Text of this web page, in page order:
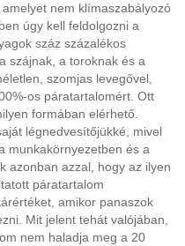
nem klímaszabályozó
úgy kell feldolgozni a
száz százalékos
szájnak, a toroknak és a
szomjas levegővel,
os páratartalomért. Ott
formában elérhető.
légnedvesítőjükké, mivel
munkakörnyezetben és a
azonban azzal, hogy az ilyen
páratartalom
amikor panaszok
Mit jelent tehát valójában,
nem haladja meg a 20